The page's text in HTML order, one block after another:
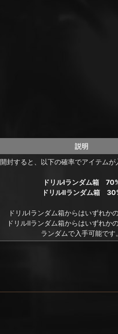
説明
開封すると、以下の確率でアイテムが
ドリルⅠランダム箱
ドリルⅡランダム箱
ドリルⅠランダム箱からはいずれかの
ドリルⅡランダム箱からはいずれか
ランダムで入手可能です。